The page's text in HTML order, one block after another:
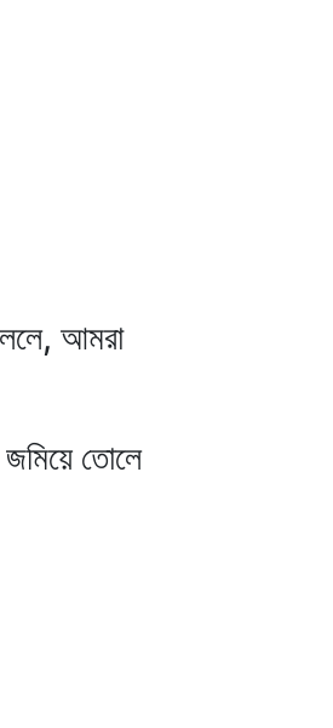
আমরা
জমিয়ে তোলে